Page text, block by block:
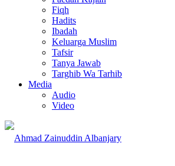
Fiqh
Hadits
Ibadah
Keluarga Muslim
Tafsir
Tanya Jawab
Targhib Wa Tarhib
Media
Audio
Video